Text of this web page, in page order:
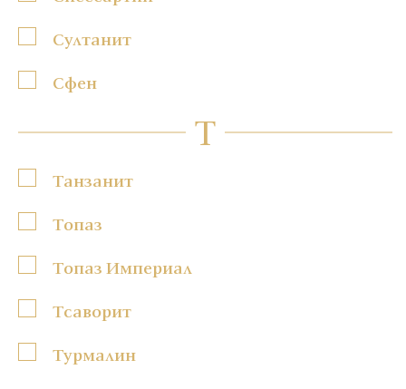
Султанит
Сфен
Т
Танзанит
Топаз
Топаз Империал
Тсаворит
Турмалин